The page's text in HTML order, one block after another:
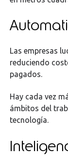
Las empresas
reduciendo
pagados.
Hay cada vez
ámbitos del
tecnología.